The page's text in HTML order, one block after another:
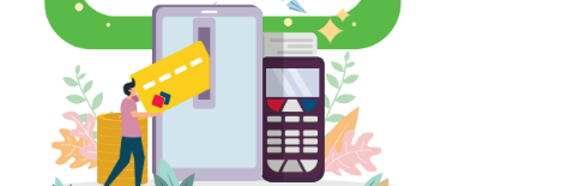
Галина Прокопик - член
правління Фонду